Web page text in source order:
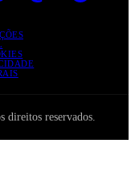
reservados.